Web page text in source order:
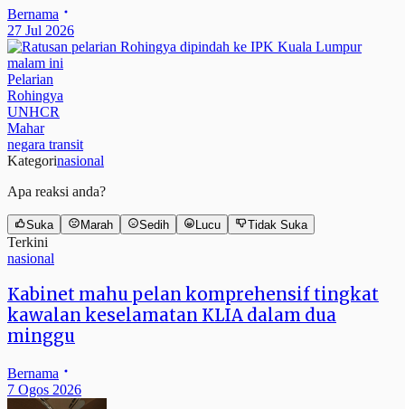
Bernama
27 Jul 2026
Pelarian
Rohingya
UNHCR
Mahar
negara transit
Kategorinasional
Apa reaksi anda?
Suka Marah Sedih Lucu Tidak Suka
Terkini
nasional
Kabinet mahu pelan komprehensif tingkat
kawalan keselamatan KLIA dalam dua
minggu
Bernama
7 Ogos 2026